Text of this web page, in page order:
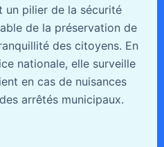
un pilier de la sécurité
de la préservation de
des citoyens. En
nationale, elle surveille
en cas de nuisances
arrêtés municipaux.